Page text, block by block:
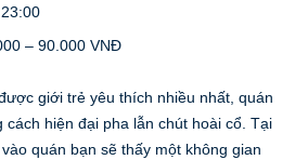
– 90.000 VNĐ
giới trẻ yêu thích nhiều nhất, quán
hiện đại pha lẫn chút hoài cổ. Tại
quán bạn sẽ thấy một không gian